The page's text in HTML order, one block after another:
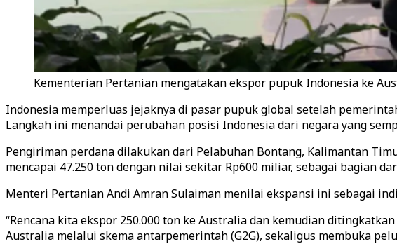
Kementerian Pertanian mengatakan ekspor pupuk Indonesia ke
Indonesia memperluas jejaknya di pasar pupuk global setelah
Langkah ini menandai perubahan posisi Indonesia dari negara yang
Pengiriman perdana dilakukan dari Pelabuhan Bontang, Kalimantan
mencapai 47.250 ton dengan nilai sekitar Rp600 miliar, sebagai bagian
Menteri Pertanian Andi Amran Sulaiman menilai ekspansi ini sebagai
“Rencana kita ekspor 250.000 ton ke Australia dan kemudian
Australia melalui skema antarpemerintah (G2G), sekaligus membuka